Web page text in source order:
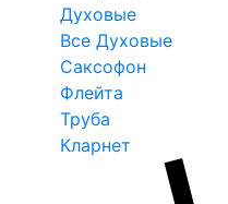
Духовые
Все Духовые
Саксофон
Флейта
Труба
Кларнет